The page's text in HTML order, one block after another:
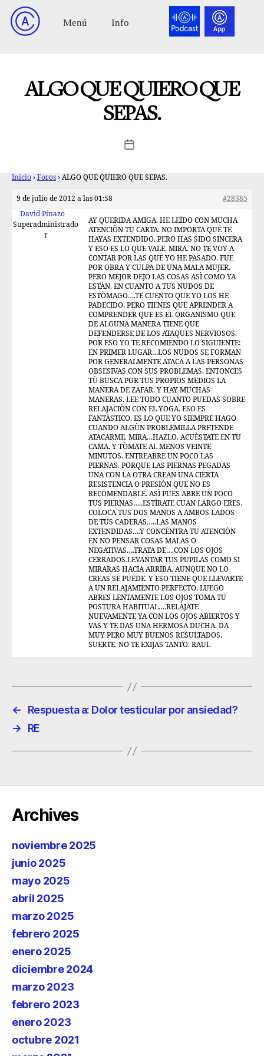
ALGO QUE QUIERO QUE
SEPAS.
Inicio › Foros › ALGO QUE QUIERO QUE SEPAS.
9 de julio de 2012 a las 01:58
#28385
David Pinazo
Superadministrado
r
AY QUERIDA AMIGA. HE LEÌDO CON MUCHA
ATENCIÒN TU CARTA. NO IMPORTA QUE TE
HAYAS EXTENDIDO. PERO HAS SIDO SINCERA
Y ESO ES LO QUE VALE. MIRA. NO TE VOY A
CONTAR POR LAS QUE YO HE PASADO. FUE
POR OBRA Y CULPA DE UNA MALA MUJER.
PERO MEJOR DEJO LAS COSAS ASÌ COMO YA
ESTÀN. EN CUANTO A TUS NUDOS DE
ESTÒMAGO….TE CUENTO QUE YO LOS HE
PADECIDO. PERO TIENES QUE APRENDER A
COMPRENDER QUE ES EL ORGANISMO QUE
DE ALGUNA MANERA TIENE QUE
DEFENDERSE DE LOS ATAQUES NERVIOSOS.
POR ESO YO TE RECOMIENDO LO SIGUIENTE:
EN PRIMER LUGAR…LOS NUDOS SE FORMAN
POR GENERALMENTE ATACA A LAS PERSONAS
OBSESIVAS CON SUS PROBLEMAS. ENTONCES
TÙ BUSCA POR TUS PROPIOS MEDIOS LA
MANERA DE ZAFAR. Y HAY MUCHAS
MANERAS. LEE TODO CUANTO PUEDAS SOBRE
RELAJACIÒN CON EL YOGA. ESO ES
FANTÀSTICO. ES LO QUE YO SIEMPRE HAGO
CUANDO ALGÙN PROBLEMILLA PRETENDE
ATACARME. MIRA…HAZLO. ACUÈSTATE EN TU
CAMA. Y TÒMATE AL MENOS VEINTE
MINUTOS. ENTREABRE UN POCO LAS
PIERNAS. PORQUE LAS PIERNAS PEGADAS
UNA CON LA OTRA CREAN UNA CIERTA
RESISTENCIA O PRESIÒN QUE NO ES
RECOMENDABLE. ASÌ PUES ABRE UN POCO
TUS PIERNAS…..ESTÌRATE CUAN LARGO ERES.
COLOCA TUS DOS MANOS A AMBOS LADOS
DE TUS CADERAS…..LAS MANOS
EXTENDIDAS….Y CONCÈNTRA TU ATENCIÒN
EN NO PENSAR COSAS MALAS O
NEGATIVAS….TRATA DE….CON LOS OJOS
CERRADOS.LEVANTAR TUS PUPILAS COMO SI
MIRARAS HACIA ARRIBA. AUNQUE NO LO
CREAS SE PUEDE. Y ESO TIENE QUE LLEVARTE
A UN RELAJAMIENTO PERFECTO. LUEGO
ABRES LENTAMENTE LOS OJOS TOMA TU
POSTURA HABITUAL….RELÀJATE
NUEVAMENTE YA CON LOS OJOS ABIERTOS Y
VAS Y TE DAS UNA HERMOSA DUCHA. DA
MUY PERO MUY BUENOS RESULTADOS.
SUERTE. NO TE EXIJAS TANTO. RAUL
←
Respuesta a: Dolor testicular por ansiedad?
→
RE
Archives
noviembre 2025
junio 2025
mayo 2025
abril 2025
marzo 2025
febrero 2025
enero 2025
diciembre 2024
marzo 2023
febrero 2023
enero 2023
octubre 2021